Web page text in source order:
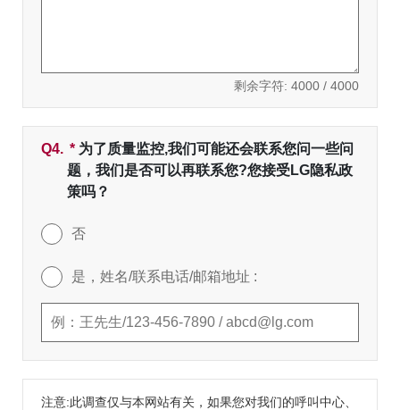
剩余字符: 4000 / 4000
Q4. * 必填字段
为了质量监控,我们可能还会联系您问一些问
题，我们是否可以再联系您?您接受LG隐私政
策吗？
否
是，姓名/联系电话/邮箱地址 :
注意:此调查仅与本网站有关，如果您对我们的呼叫中心、